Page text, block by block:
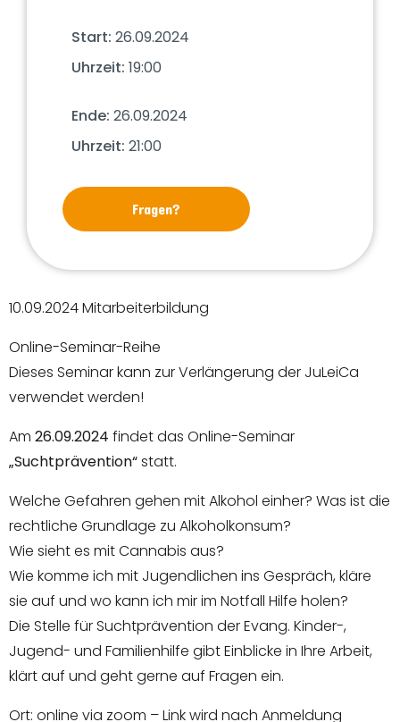
Start: 26.09.2024
Uhrzeit: 19:00
Ende: 26.09.2024
Uhrzeit: 21:00
Fragen?
10.09.2024 Mitarbeiterbildung
Online-Seminar-Reihe
Dieses Seminar kann zur Verlängerung der JuLeiCa
verwendet werden!
Am 26.09.2024 findet das Online-Seminar
„Suchtprävention“statt.
Welche Gefahren gehen mit Alkohol einher? Was ist die
rechtliche Grundlage zu Alkoholkonsum?
Wie sieht es mit Cannabis aus?
Wie komme ich mit Jugendlichen ins Gespräch, kläre
sie auf und wo kann ich mir im Notfall Hilfe holen?
Die Stelle für Suchtprävention der Evang. Kinder-,
Jugend- und Familienhilfe gibt Einblicke in Ihre Arbeit,
klärt auf und geht gerne auf Fragen ein.
Ort: online via zoom – Link wird nach Anmeldung